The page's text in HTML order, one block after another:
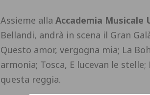
Assieme alla Accademia Musicale
Bellandi, andrà in scena il Gran
Questo amor, vergogna mia; La
armonia; Tosca, E lucevan le
questa reggia.